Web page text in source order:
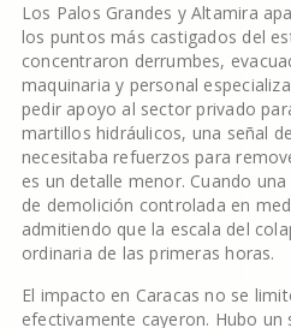
Los Palos Grandes y Altamira
los puntos más castigados del
concentraron derrumbes,
maquinaria y personal
pedir apoyo al sector privado
martillos hidráulicos, una señal
necesitaba refuerzos para
es un detalle menor. Cuando
de demolición controlada en
admitiendo que la escala del
ordinaria de las primeras horas.
El impacto en Caracas no se
efectivamente cayeron. Hubo